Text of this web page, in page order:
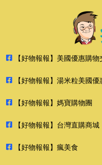
【好物報報】美國優惠購物
【好物報報】湯米粒美國優
【好物報報】媽寶購物團
【好物報報】台灣直購商城
【好物報報】瘋美食